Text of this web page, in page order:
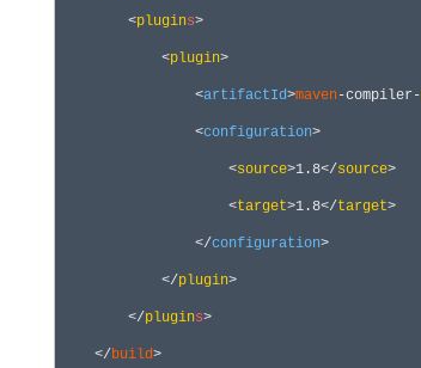
        <
plugins>
            <
plugin>
                <
artifactId>maven-compiler-
                <
configuration>
                    <
source>1.8</source>
                    <
target>1.8</target>
                </
configuration>
            </
plugin>
        </
plugins>
    </
build>